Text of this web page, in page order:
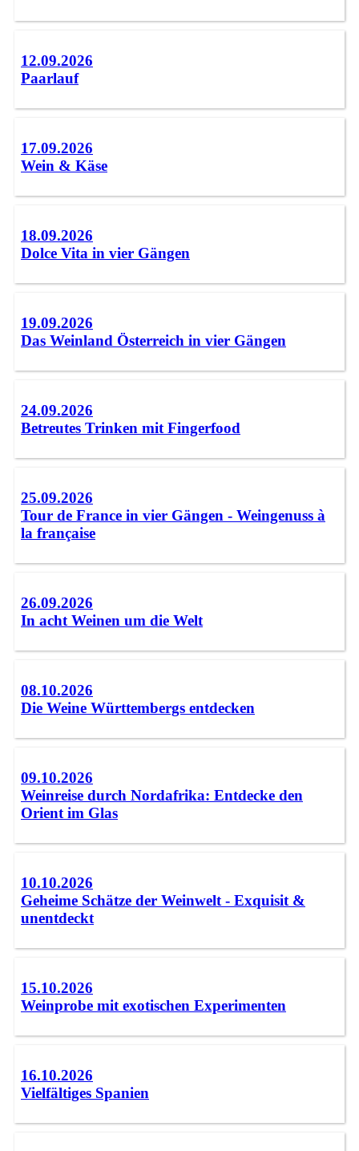
12.09.2026
Paarlauf
17.09.2026
Wein & Käse
18.09.2026
Dolce Vita in vier Gängen
19.09.2026
Das Weinland Österreich in vier Gängen
24.09.2026
Betreutes Trinken mit Fingerfood
25.09.2026
Tour de France in vier Gängen - Weingenuss à
la française
26.09.2026
In acht Weinen um die Welt
08.10.2026
Die Weine Württembergs entdecken
09.10.2026
Weinreise durch Nordafrika: Entdecke den
Orient im Glas
10.10.2026
Geheime Schätze der Weinwelt - Exquisit &
unentdeckt
15.10.2026
Weinprobe mit exotischen Experimenten
16.10.2026
Vielfältiges Spanien